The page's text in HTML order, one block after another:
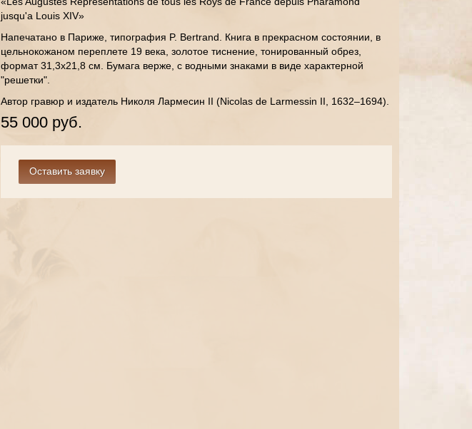
jusqu'a Louis XIV»
Напечатано в Париже, типография P. Bertrand. Книга в прекрасном состоянии, в
цельнокожаном переплете 19 века, золотое тиснение, тонированный обрез,
формат 31,3х21,8 см. Бумага верже, с водными знаками в виде характерной
"решетки".
Автор гравюр и издатель Николя Лармесин II (Nicolas de Larmessin II, 1632–1694).
55 000 руб.